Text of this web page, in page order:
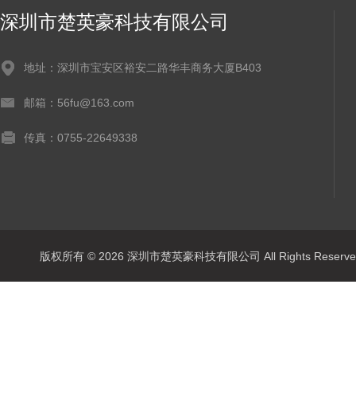
深圳市楚英豪科技有限公司
地址：深圳市宝安区裕安二路华丰商务大厦B403
邮箱：56fu@163.com
传真：0755-22649338
版权所有 © 2026 深圳市楚英豪科技有限公司 All Rights